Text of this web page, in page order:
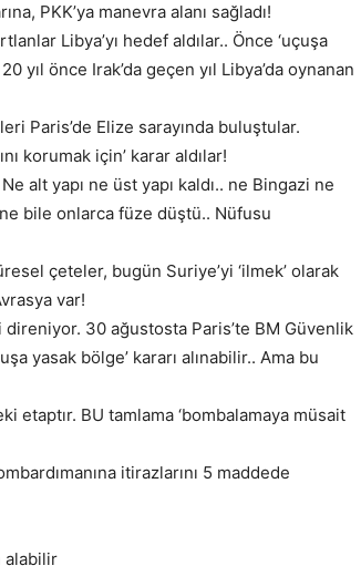
PKK’ya manevra alanı sağladı!
Libya’yı hedef aldılar.. Önce ‘uçuşa
yıl önce Irak’da geçen yıl Libya’da oynanan
Paris’de Elize sarayında buluştular.
korumak için’ karar aldılar!
alt yapı ne üst yapı kaldı.. ne Bingazi ne
bile onlarca füze düştü.. Nüfusu
çeteler, bugün Suriye’yi ‘ilmek’ olarak
var!
30 ağustosta Paris’te BM Güvenlik
yasak bölge’ kararı alınabilir.. Ama bu
etaptır. BU tamlama ‘bombalamaya müsait
itirazlarını 5 maddede
alabilir